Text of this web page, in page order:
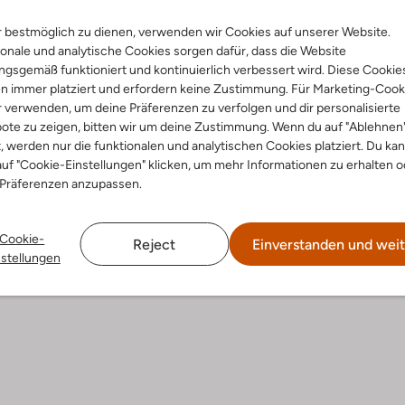
bestmöglich zu dienen, verwenden wir Cookies auf unserer Website.
und analytische Cookies sorgen dafür, dass die Website
funktioniert und kontinuierlich verbessert wird. Diese
immer platziert und erfordern keine Zustimmung. Für Marketing-
verwenden, um deine Präferenzen zu verfolgen und dir personalisierte
zu zeigen, bitten wir um deine Zustimmung. Wenn du auf
werden nur die funktionalen und analytischen Cookies platziert. Du
"Cookie-Einstellungen" klicken, um mehr Informationen zu erhalten
anzupassen.
Cookie-
Reject Einverstanden und
€ 64,99
Letzte Größen
-50%
Omoda
Sneaker Low
€ 99,95
€ 49,99
+ mehr farben